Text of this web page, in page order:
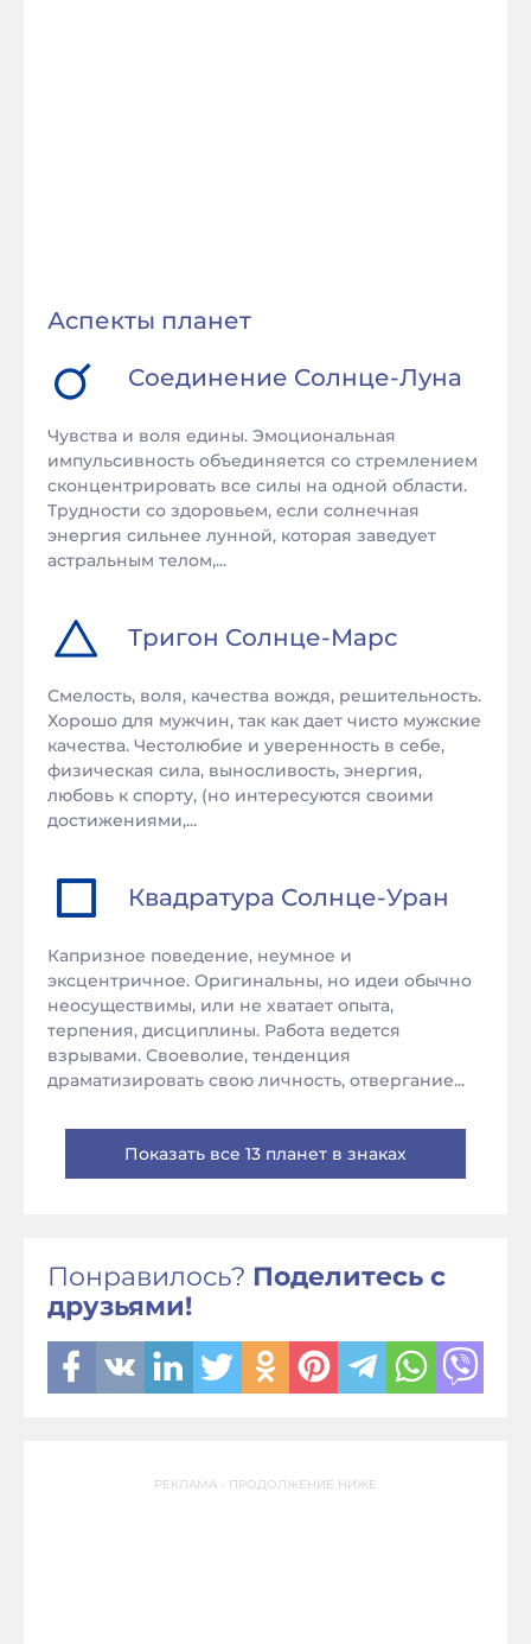
Аспекты планет
Соединение Солнце-Луна
Чувства и воля едины. Эмоциональная
импульсивность объединяется со стремлением
сконцентрировать все силы на одной области.
Трудности со здоровьем, если солнечная
энергия сильнее лунной, которая заведует
астральным телом,...
Тригон Солнце-Марс
Смелость, воля, качества вождя, решительность.
Хорошо для мужчин, так как дает чисто мужские
качества. Честолюбие и уверенность в себе,
физическая сила, выносливость, энергия,
любовь к спорту, (но интересуются своими
достижениями,...
Квадратура Солнце-Уран
Капризное поведение, неумное и
эксцентричное. Оригинальны, но идеи обычно
неосуществимы, или не хватает опыта,
терпения, дисциплины. Работа ведется
взрывами. Своеволие, тенденция
драматизировать свою личность, отвергание...
Показать все 13 планет в знаках
Понравилось? Поделитесь с
друзьями!
РЕКЛАМА - ПРОДОЛЖЕНИЕ НИЖЕ